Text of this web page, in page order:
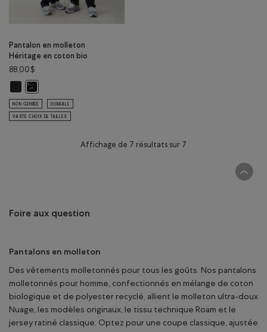
Pantalon en molleton
Héritage en coton bio
88,00$
Pantalon en molleton Héritage en coton bio : NOIR Couleur
Pantalon en molleton Héritage en coton bio : POIVRE NOIR Couleur
NON GENRÉE DURABLE
VASTE CHOIX DE TAILLES
Affichage de 7 résultats sur 7
Foire aux question
Pantalons en molleton
Des vêtements molletonnés pour tous les goûts. Nos pantalons
molletonnés pour homme, confectionnés en mélange de coton
biologique et de polyester recyclé, allient le molleton ultra-doux
Nuage, les modèles originaux, le tissu technique Roam et le
jersey ratiné classique. Optez pour une coupe classique, ajustée